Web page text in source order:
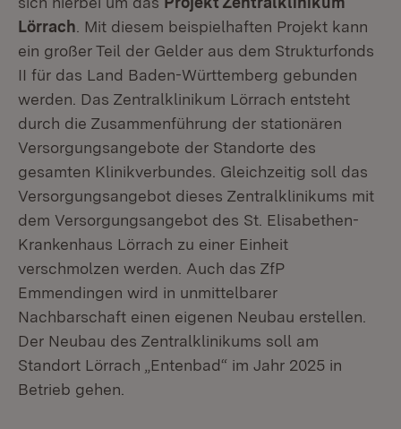
Lörrach . Mit diesem beispielhaften Projekt kann
ein großer Teil der Gelder aus dem Strukturfonds
II für das Land Baden-Württemberg gebunden
werden. Das Zentralklinikum Lörrach entsteht
durch die Zusammenführung der stationären
Versorgungsangebote der Standorte des
gesamten Klinikverbundes. Gleichzeitig soll das
Versorgungsangebot dieses Zentralklinikums mit
dem Versorgungsangebot des St. Elisabethen-
Krankenhaus Lörrach zu einer Einheit
verschmolzen werden. Auch das ZfP
Emmendingen wird in unmittelbarer
Nachbarschaft einen eigenen Neubau erstellen.
Der Neubau des Zentralklinikums soll am
Standort Lörrach „Entenbad“ im Jahr 2025 in
Betrieb gehen.